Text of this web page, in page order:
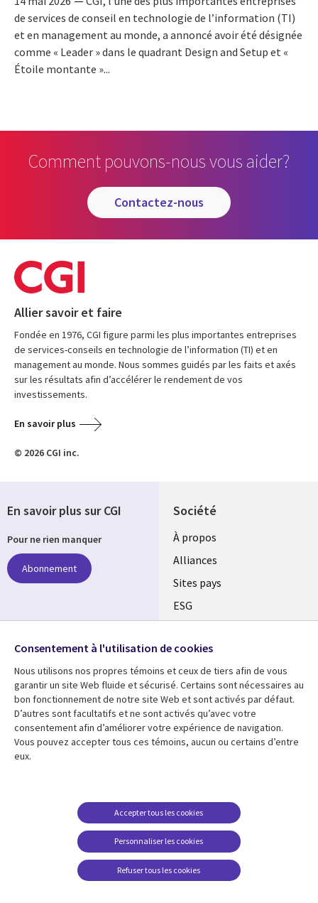
de services de conseil en technologie de l’information (TI)
et en management au monde, a annoncé avoir été désignée
comme « Leader » dans le quadrant Design and Setup et «
Étoile montante »...
Comment pouvons-nous vous aider?
contactez-nous
Allier savoir et faire
Fondée en 1976, CGI figure parmi les plus importantes entreprises
de services-conseils en technologie de l’information (TI) et en
management au monde. Nous sommes guidés par les faits et axés
sur les résultats afin d’accélérer le rendement de vos
investissements.
En savoir plus
© 2026 CGI inc.
Société
À propos
Alliances
Sites pays
ESG
Fusions
Salle de presse
Ressources
Articles
Études de cas
Baladodiffusions
Support
Restrictions et
conditions juridiques
Carrières FAQ
Centre de gestion des
En savoir plus sur CGI
Pour ne rien manquer
Abonnement
Suivez-nous
Social
Media
Global
FR
Consentement à l'utilisation de cookies
Nous utilisons nos propres témoins et ceux de tiers afin de vous
garantir un site Web fluide et sécurisé. Certains sont nécessaires au
bon fonctionnement de notre site Web et sont activés par défaut.
D’autres sont facultatifs et ne sont activés qu’avec votre
consentement afin d’améliorer votre expérience de navigation.
Vous pouvez accepter tous ces témoins, aucun ou certains d’entre
eux.
Personnaliser les cookies
Accepter tous les cookies
Refuser tous les cookies